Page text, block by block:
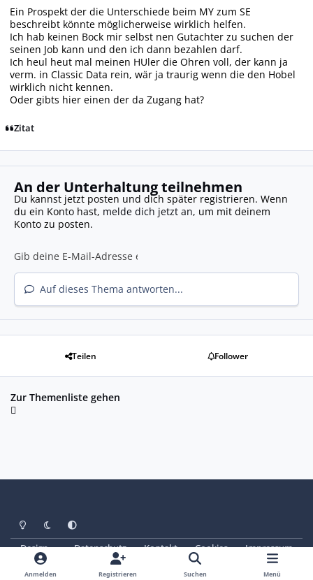
Ein Prospekt der die Unterschiede beim MY zum SE
beschreibt könnte möglicherweise wirklich helfen.
Ich hab keinen Bock mir selbst nen Gutachter zu suchen der
seinen Job kann und den ich dann bezahlen darf.
Ich heul heut mal meinen HUler die Ohren voll, der kann ja
verm. in Classic Data rein, wär ja traurig wenn die den Hobel
wirklich nicht kennen.
Oder gibts hier einen der da Zugang hat?
Zitat
An der Unterhaltung teilnehmen
Du kannst jetzt posten und dich später registrieren. Wenn
du ein Konto hast, melde dich jetzt an, um mit deinem
Konto zu posten.
Auf dieses Thema antworten...
Teilen Follower
Zur Themenliste gehen
Heller ModusDunkler Modus
Systemeinstellung
Design Datenschutz Kontakt Cookies
Impressum
© Copyright 2025 - SAABoteure e. V.
Powered by Invision Community
Anmelden Registrieren Suchen Menü